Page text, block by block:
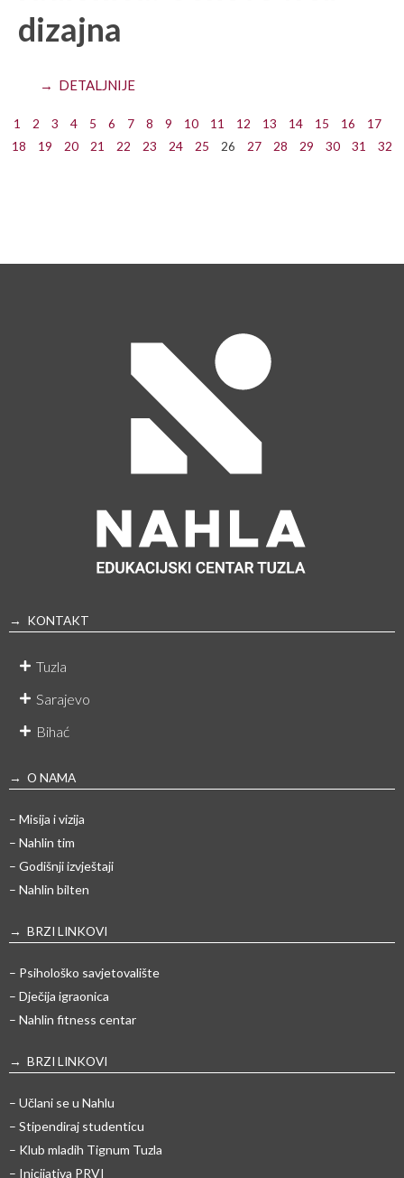
dizajna
→ DETALJNIJE
1 2 3 4 5 6 7 8 9 10 11 12 13 14 15 16
17
18
19 20 21 22 23 24 25 26 27 28 29 30 31 32
→ KONTAKT
Tuzla
Sarajevo
Bihać
→ O NAMA
– Misija i vizija
– Nahlin tim
– Godišnji izvještaji
– Nahlin bilten
→ BRZI LINKOVI
– Psihološko savjetovalište
– Dječija igraonica
– Nahlin fitness centar
→ BRZI LINKOVI
– Učlani se u Nahlu
– Stipendiraj studenticu
– Klub mladih Tignum Tuzla
– Inicijativa PRVI